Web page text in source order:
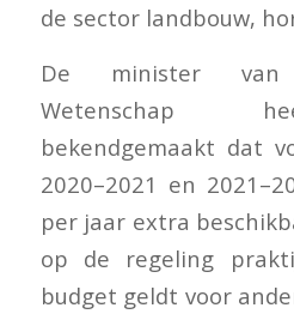
de sector landbouw,
De minister van
Wetenschap
bekendgemaakt dat
2020–2021 en
per jaar extra
op de regeling
budget geldt voor